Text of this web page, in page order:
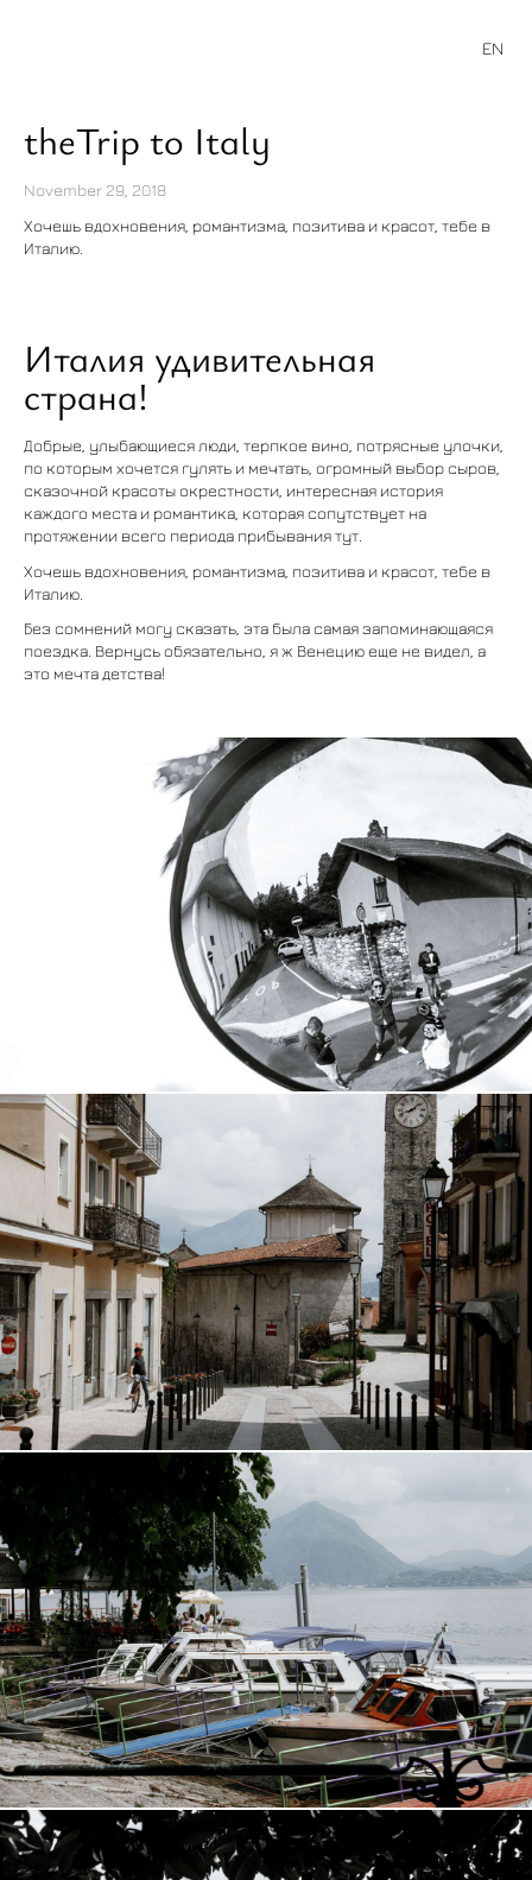
EN
theTrip to Italy
November 29, 2018
Хочешь вдохновения, романтизма, позитива и красот, тебе в
Италию.
Италия удивительная
страна!
Добрые, улыбающиеся люди, терпкое вино, потрясные улочки,
по которым хочется гулять и мечтать, огромный выбор сыров,
сказочной красоты окрестности, интересная история
каждого места и романтика, которая сопутствует на
протяжении всего периода прибывания тут.
Хочешь вдохновения, романтизма, позитива и красот, тебе в
Италию.
Без сомнений могу сказать, эта была самая запоминающаяся
поездка. Вернусь обязательно, я ж Венецию еще не видел, а
это мечта детства!